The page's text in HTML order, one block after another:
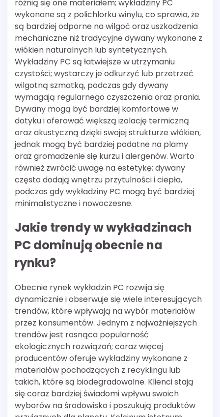
różnią się one materiałem; wykładziny PC
wykonane są z polichlorku winylu, co sprawia, że
są bardziej odporne na wilgoć oraz uszkodzenia
mechaniczne niż tradycyjne dywany wykonane z
włókien naturalnych lub syntetycznych.
Wykładziny PC są łatwiejsze w utrzymaniu
czystości; wystarczy je odkurzyć lub przetrzeć
wilgotną szmatką, podczas gdy dywany
wymagają regularnego czyszczenia oraz prania.
Dywany mogą być bardziej komfortowe w
dotyku i oferować większą izolację termiczną
oraz akustyczną dzięki swojej strukturze włókien,
jednak mogą być bardziej podatne na plamy
oraz gromadzenie się kurzu i alergenów. Warto
również zwrócić uwagę na estetykę; dywany
często dodają wnętrzu przytulności i ciepła,
podczas gdy wykładziny PC mogą być bardziej
minimalistyczne i nowoczesne.
Jakie trendy w wykładzinach
PC dominują obecnie na
rynku?
Obecnie rynek wykładzin PC rozwija się
dynamicznie i obserwuje się wiele interesujących
trendów, które wpływają na wybór materiałów
przez konsumentów. Jednym z najważniejszych
trendów jest rosnąca popularność
ekologicznych rozwiązań; coraz więcej
producentów oferuje wykładziny wykonane z
materiałów pochodzących z recyklingu lub
takich, które są biodegradowalne. Klienci stają
się coraz bardziej świadomi wpływu swoich
wyborów na środowisko i poszukują produktów